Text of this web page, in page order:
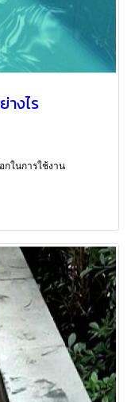
างไร
กในการใช้งาน